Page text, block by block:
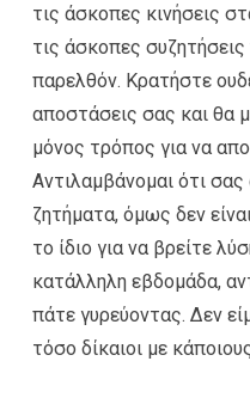
τις άσκοπες κινήσεις
τις άσκοπες
παρελθόν. Κρατήστε
αποστάσεις σας και θα
μόνος τρόπος για να
Αντιλαμβάνομαι ότι
ζητήματα, όμως δεν
το ίδιο για να βρείτε
κατάλληλη εβδομάδα,
πάτε γυρεύοντας. Δεν
τόσο δίκαιοι με